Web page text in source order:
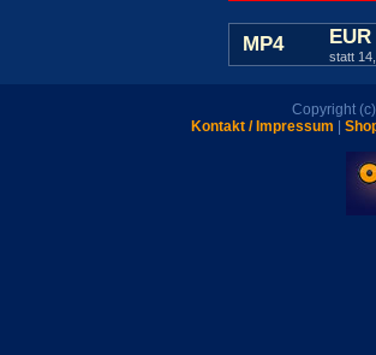
MP4
statt
Copyright
Kontakt / Impressum